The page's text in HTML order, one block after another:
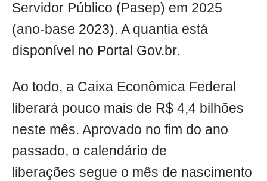
Servidor Público (Pasep) em 2025
(ano-base 2023). A quantia está
disponível no Portal Gov.br.
Ao todo, a Caixa Econômica Federal
liberará pouco mais de R$ 4,4 bilhões
neste mês. Aprovado no fim do ano
passado, o calendário de
liberações segue o mês de nascimento